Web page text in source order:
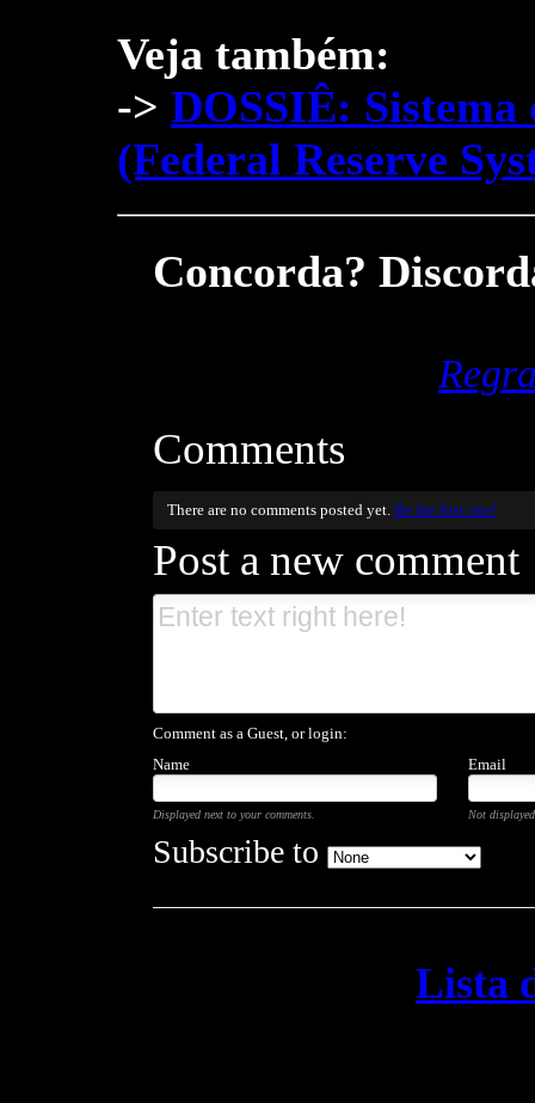
Veja também:
-> DOSSIÊ: Sistema
(Federal Reserve
Concorda?
Comments
There are no comments posted yet. Be the first one!
Post a new comment
Comment as a Guest, or login:
Name
Email
Displayed next to your comments. Not
Subscribe to
Lista